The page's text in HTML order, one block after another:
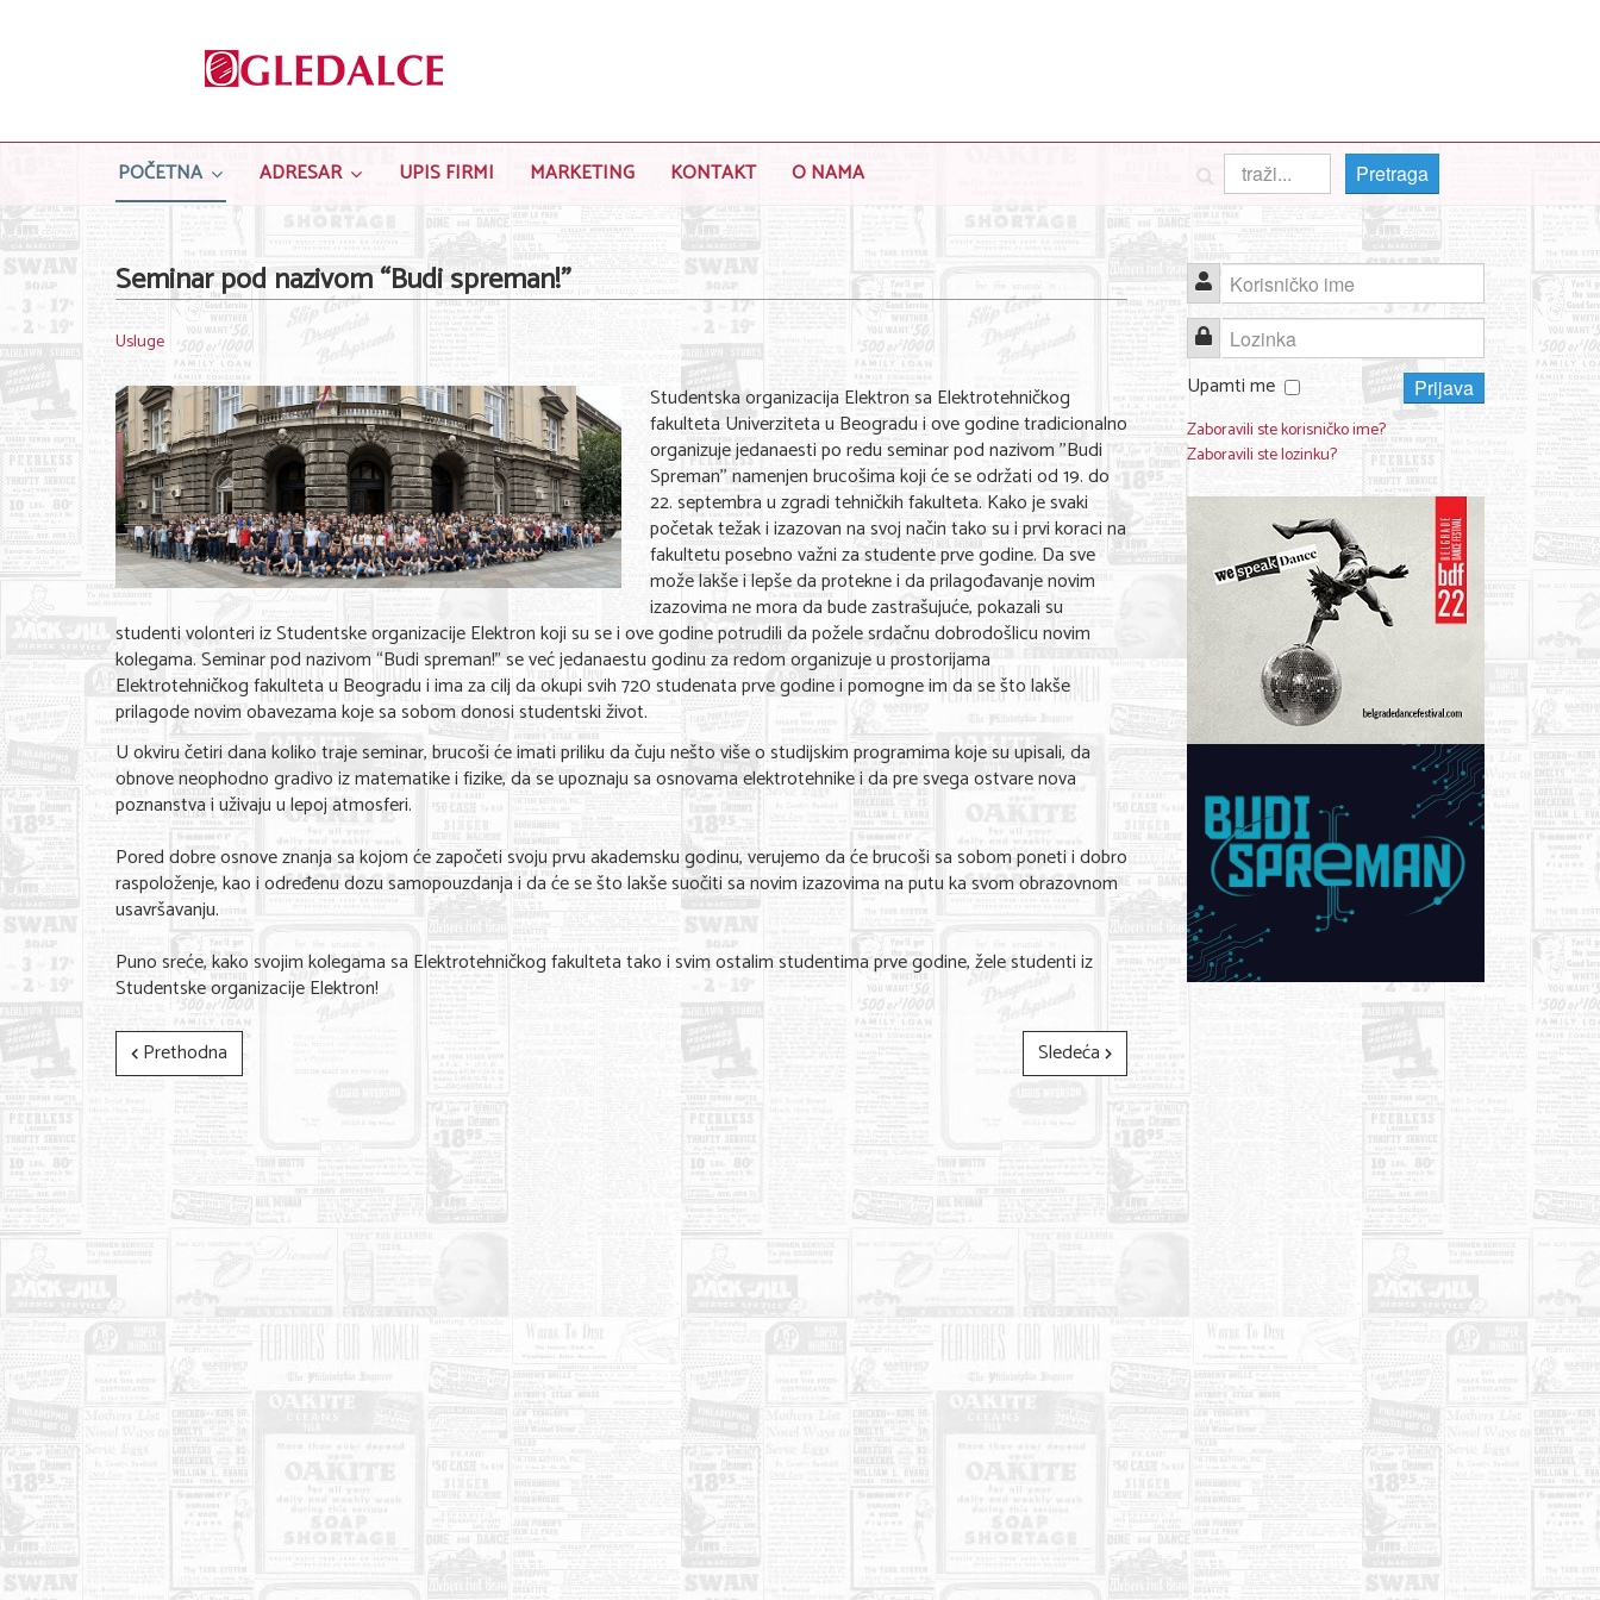
POČETNA ADRESAR UPIS FIRMI MARKETING KONTAKT O NAMA Pretraga
Seminar pod nazivom “Budi spreman!”
Usluge
Studentska organizacija Elektron sa Elektrotehničkog
fakulteta Univerziteta u Beogradu i ove godine tradicionalno
organizuje jedanaesti po redu seminar pod nazivom ''Budi
Spreman'' namenjen brucošima koji će se održati od 19. do
22. septembra u zgradi tehničkih fakulteta. Kako je svaki
početak težak i izazovan na svoj način tako su i prvi koraci na
fakultetu posebno važni za studente prve godine. Da sve
može lakše i lepše da protekne i da prilagođavanje novim
izazovima ne mora da bude zastrašujuće, pokazali su
studenti volonteri iz Studentske organizacije Elektron koji su se i ove godine potrudili da požele srdačnu dobrodošlicu novim
kolegama. Seminar pod nazivom “Budi spreman!” se već jedanaestu godinu za redom organizuje u prostorijama
Elektrotehničkog fakulteta u Beogradu i ima za cilj da okupi svih 720 studenata prve godine i pomogne im da se što lakše
prilagode novim obavezama koje sa sobom donosi studentski život.
U okviru četiri dana koliko traje seminar, brucoši će imati priliku da čuju nešto više o studijskim programima koje su upisali, da
obnove neophodno gradivo iz matematike i fizike, da se upoznaju sa osnovama elektrotehnike i da pre svega ostvare nova
poznanstva i uživaju u lepoj atmosferi.
Pored dobre osnove znanja sa kojom će započeti svoju prvu akademsku godinu, verujemo da će brucoši sa sobom poneti i dobro
raspoloženje, kao i određenu dozu samopouzdanja i da će se što lakše suočiti sa novim izazovima na putu ka svom obrazovnom
usavršavanju.
Puno sreće, kako svojim kolegama sa Elektrotehničkog fakulteta tako i svim ostalim studentima prve godine, žele studenti iz
Studentske organizacije Elektron!
Prethodna
Sledeća
Korisničko ime
Lozinka
Upamti me
Prijava
Zaboravili ste korisničko ime?
Zaboravili ste lozinku?